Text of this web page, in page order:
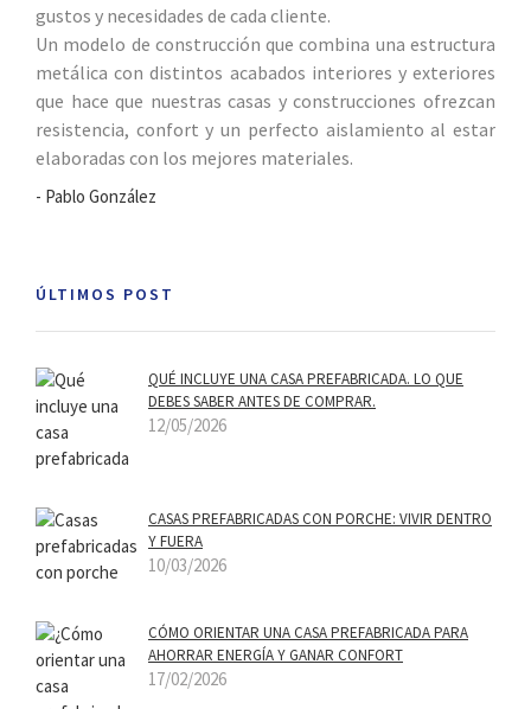
gustos y necesidades de cada cliente.
Un modelo de construcción que combina una estructura
metálica con distintos acabados interiores y exteriores
que hace que nuestras casas y construcciones ofrezcan
resistencia, confort y un perfecto aislamiento al estar
elaboradas con los mejores materiales.
- Pablo González
ÚLTIMOS POST
QUÉ INCLUYE UNA CASA PREFABRICADA. LO QUE
DEBES SABER ANTES DE COMPRAR.
12/05/2026
CASAS PREFABRICADAS CON PORCHE: VIVIR DENTRO
Y FUERA
10/03/2026
CÓMO ORIENTAR UNA CASA PREFABRICADA PARA
AHORRAR ENERGÍA Y GANAR CONFORT
17/02/2026